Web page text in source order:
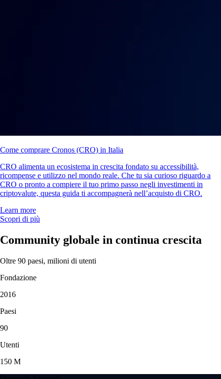
Come comprare Cronos (CRO) in Italia
CRO alimenta un ecosistema in crescita fondato su accessibilità,
ricompense e utilizzo nel mondo reale. Che tu sia curioso riguardo a
CRO o pronto a compiere il tuo primo passo negli investimenti in
criptovalute, questa guida ti accompagnerà nell’acquisto di CRO.
Learn more
Scopri di più
Community globale in continua crescita
Oltre 90 paesi, milioni di utenti
Fondazione
2016
Paesi
90
Utenti
150 M